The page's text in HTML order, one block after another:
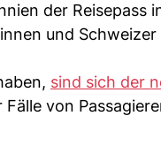
der Reisepass
und
sind sich der
von